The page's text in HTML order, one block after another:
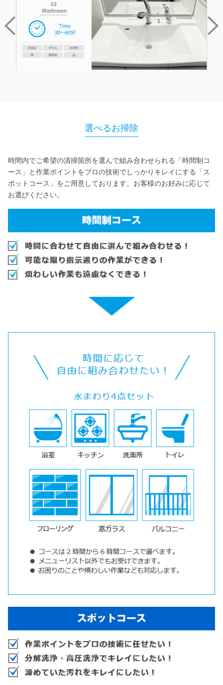
選べるお掃除
時間内でご希望の清掃箇所を選んで組み合わせられる「時間制コ
ース」と作業ポイントをプロの技術でしっかりキレイにする「ス
ポットコース」をご用意しております。 お客様のお好みに応じて
お選びください。